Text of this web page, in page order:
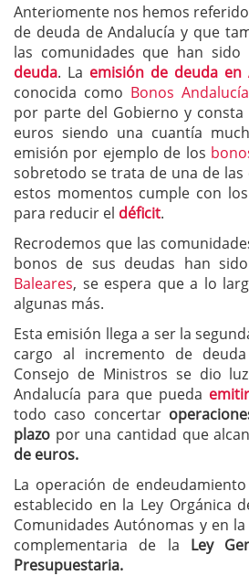
Anteriomente nos hemos
de deuda de Andalucía y que
las comunidades que han sido
deuda. La emisión de deuda en
conocida como Bonos Andalucía
por parte del Gobierno y consta
euros siendo una cuantía
emisión por ejemplo de los
sobretodo se trata de una de las
estos momentos cumple con
para reducir el déficit.
Recrodemos que las
bonos de sus deudas han
Baleares, se espera que a lo
algunas más.
Esta emisión llega a ser la
cargo al incremento de
Consejo de Ministros se dio
Andalucía para que pueda
todo caso concertar
plazo por una cantidad que
de euros.
La operación de
establecido en la Ley Orgánica
Comunidades Autónomas y en la
complementaria de la Ley
Presupuestaria.